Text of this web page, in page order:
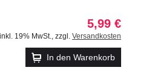
5,99 €
inkl. 19% MwSt. zzgl. Versandkosten
In den Warenkorb